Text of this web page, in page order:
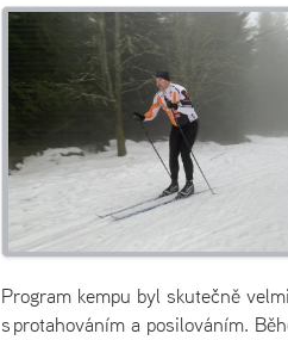
Program kempu byl skutečně
s protahováním a posilováním.